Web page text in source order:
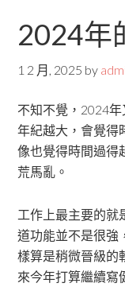
2024年
1 2 月, 2025 by
不知不覺，2024
年紀越大，會覺得
像也覺得時間過得
荒馬亂。
工作上最主要的就
道功能並不是很強
樣算是稍微晉級的
來今年打算繼續寫